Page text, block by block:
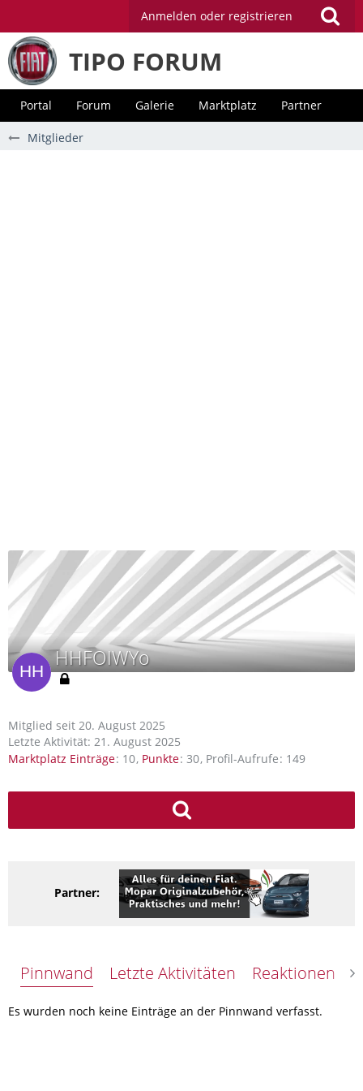
Anmelden oder registrieren
TIPO FORUM
Portal Forum Galerie Marktplatz Partner
Mitglieder
HHFOIWYo
Mitglied seit 20. August 2025
Letzte Aktivität: 21. August 2025
Marktplatz Einträge 10 Punkte 30 Profil-Aufrufe 149
Partner:
Pinnwand Letzte Aktivitäten Reaktionen
Es wurden noch keine Einträge an der Pinnwand verfasst.